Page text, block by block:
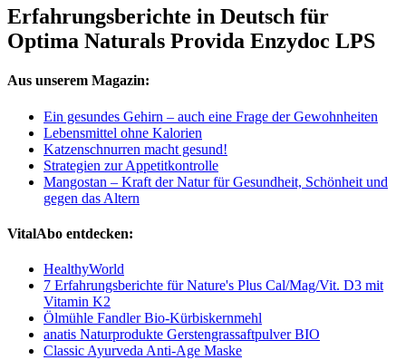
Erfahrungsberichte in Deutsch für
Optima Naturals Provida Enzydoc LPS
Aus unserem Magazin:
Ein gesundes Gehirn – auch eine Frage der Gewohnheiten
Lebensmittel ohne Kalorien
Katzenschnurren macht gesund!
Strategien zur Appetitkontrolle
Mangostan – Kraft der Natur für Gesundheit, Schönheit und
gegen das Altern
VitalAbo entdecken:
HealthyWorld
7 Erfahrungsberichte für Nature's Plus Cal/Mag/Vit. D3 mit
Vitamin K2
Ölmühle Fandler Bio-Kürbiskernmehl
anatis Naturprodukte Gerstengrassaftpulver BIO
Classic Ayurveda Anti-Age Maske